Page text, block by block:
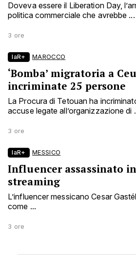
Doveva essere il Liberation Day,
politica commerciale che avrebbe ...
3 ore
laR+ MAROCCO
‘Bomba’ migratoria a
incriminate 25 persone
La Procura di Tetouan ha
accuse legate all’organizzazione di
3 ore
laR+ MESSICO
Influencer assassinato
streaming
L’influencer messicano Cesar
come ...
3 ore